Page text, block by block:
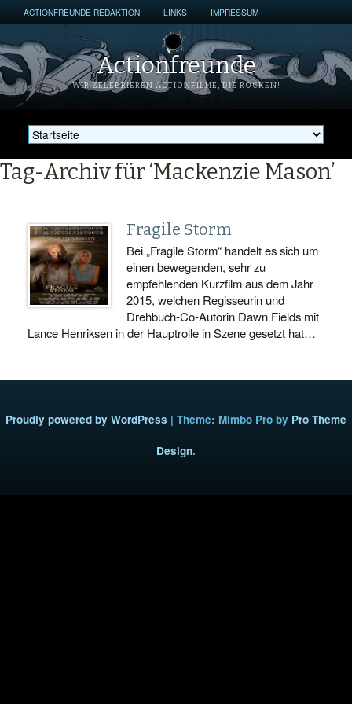
ACTIONFREUNDE REDAKTION LINKS IMPRESSUM
Actionfreunde
WIR ZELEBRIEREN ACTIONFILME, DIE ROCKEN!
Tag-Archiv für ‘Mackenzie Mason’
Fragile Storm
Bei „Fragile Storm“ handelt es sich um
einen bewegenden, sehr zu
empfehlenden Kurzfilm aus dem Jahr
2015, welchen Regisseurin und
Drehbuch-Co-Autorin Dawn Fields mit
Lance Henriksen in der Hauptrolle in Szene gesetzt hat…
Proudly powered by WordPress | Theme: Mimbo Pro by Pro Theme
Design.